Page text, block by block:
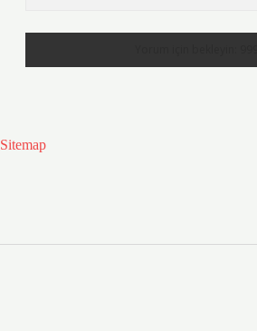
Sitemap